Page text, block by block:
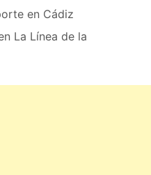
en Cádiz
La Línea de la